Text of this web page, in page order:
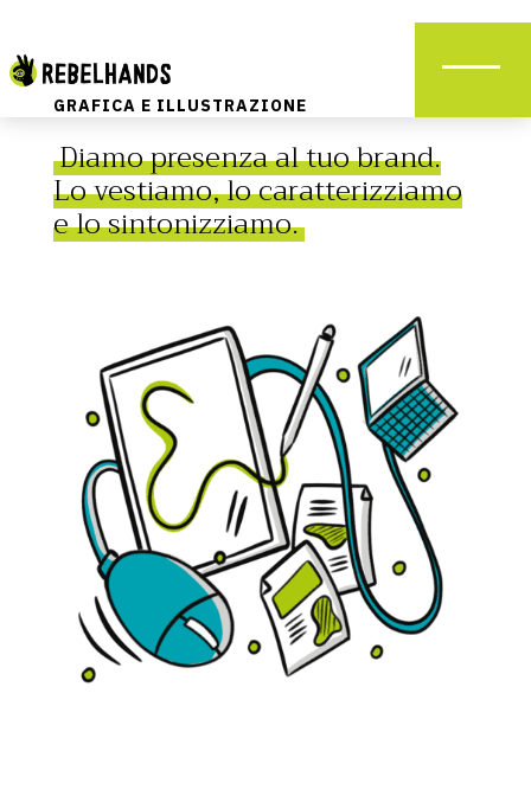
GRAFICA E ILLUSTRAZIONE
Diamo presenza al tuo brand.
Lo vestiamo, lo caratterizziamo
e lo sintonizziamo.